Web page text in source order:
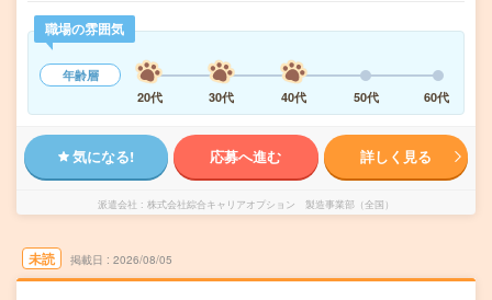
職場の雰囲気
年齢層
20代
30代 40代 50代 60代
気になる! 応募へ進む 詳しく見る
派遣会社 株式会社綜合キャリアオプション 製造事業部（全国）
未読 掲載日 2026/08/05